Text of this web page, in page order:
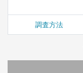
調査方法